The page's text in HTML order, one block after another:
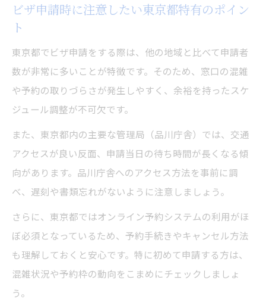
ビザ申請時に注意したい東京都特有のポイン
ト
東京都でビザ申請をする際は、他の地域と比べて申請者
数が非常に多いことが特徴です。そのため、窓口の混雑
や予約の取りづらさが発生しやすく、余裕を持ったスケ
ジュール調整が不可欠です。
また、東京都内の主要な管理局（品川庁舎）では、交通
アクセスが良い反面、申請当日の待ち時間が長くなる傾
向があります。品川庁舎へのアクセス方法を事前に調
べ、遅刻や書類忘れがないように注意しましょう。
さらに、東京都ではオンライン予約システムの利用がほ
ぼ必須となっているため、予約手続きやキャンセル方法
も理解しておくと安心です。特に初めて申請する方は、
混雑状況や予約枠の動向をこまめにチェックしましょ
う。